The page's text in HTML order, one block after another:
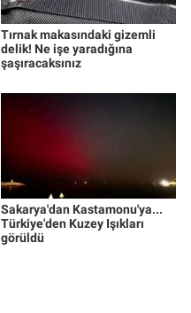
Tırnak makasındaki gizemli
delik! Ne işe yaradığına
şaşıracaksınız
Sakarya'dan Kastamonu'ya...
Türkiye'den Kuzey Işıkları
görüldü